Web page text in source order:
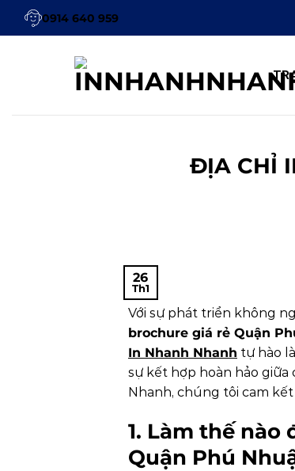
0914 640 959
ĐỊA CHỈ
26
Th1
Với sự phát triển không
brochure giá rẻ Quận
In Nhanh Nhanh tự hào là
sự kết hợp hoàn hảo giữa
Nhanh, chúng tôi cam
1. Làm thế
Quận Phú